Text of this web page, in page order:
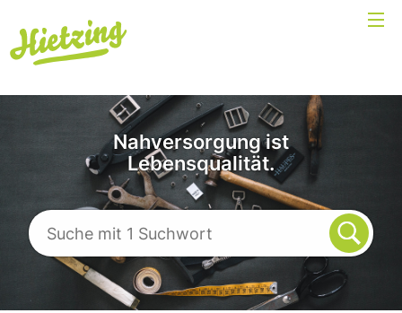
Nahversorgung ist
Lebensqualität.